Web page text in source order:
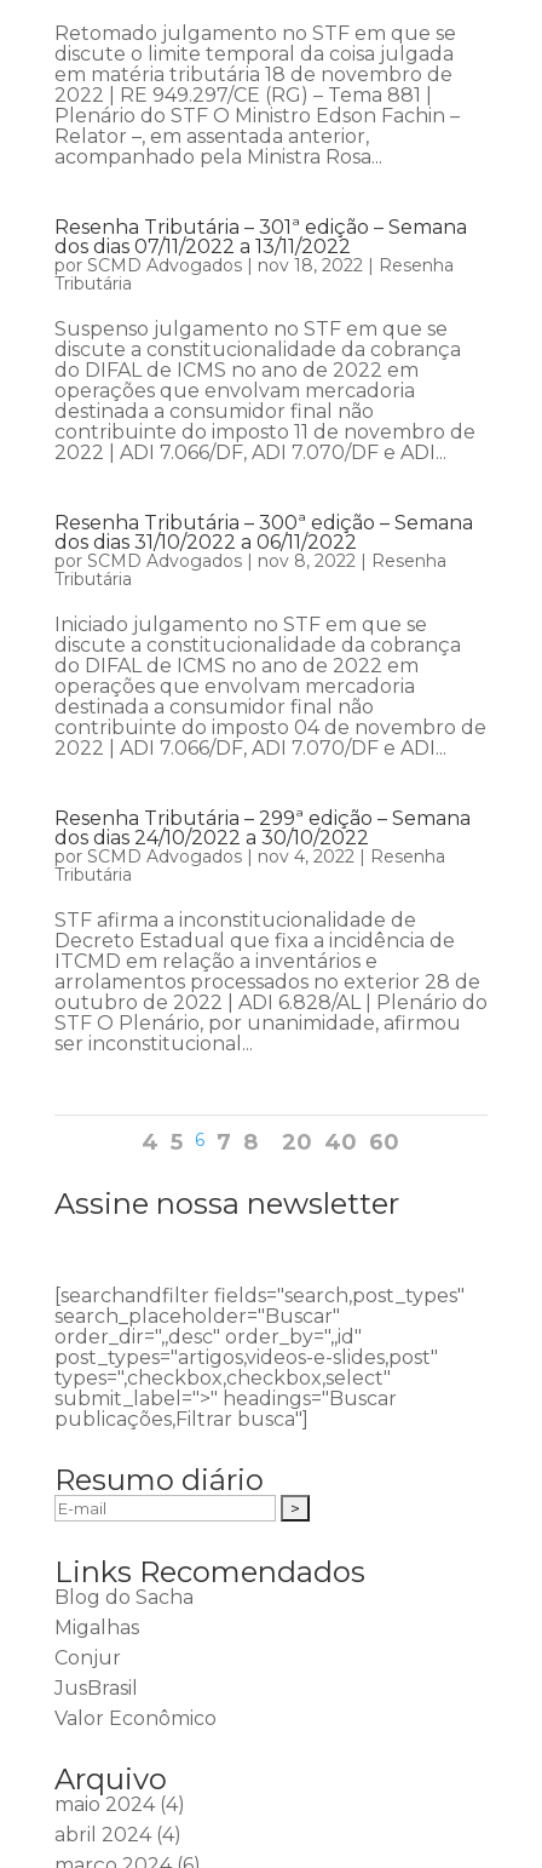
Retomado julgamento no STF em que se
discute o limite temporal da coisa julgada
em matéria tributária 18 de novembro de
2022 | RE 949.297/CE (RG) – Tema 881 |
Plenário do STF O Ministro Edson Fachin –
Relator –, em assentada anterior,
acompanhado pela Ministra Rosa...
Resenha Tributária – 301ª edição – Semana
dos dias 07/11/2022 a 13/11/2022
por SCMD Advogados| nov 18, 2022| Resenha
Tributária
Suspenso julgamento no STF em que se
discute a constitucionalidade da cobrança
do DIFAL de ICMS no ano de 2022 em
operações que envolvam mercadoria
destinada a consumidor final não
contribuinte do imposto 11 de novembro de
2022 | ADI 7.066/DF, ADI 7.070/DF e ADI...
Resenha Tributária – 300ª edição – Semana
dos dias 31/10/2022 a 06/11/2022
por SCMD Advogados| nov 8, 2022| Resenha
Tributária
Iniciado julgamento no STF em que se
discute a constitucionalidade da cobrança
do DIFAL de ICMS no ano de 2022 em
operações que envolvam mercadoria
destinada a consumidor final não
contribuinte do imposto 04 de novembro de
2022 | ADI 7.066/DF, ADI 7.070/DF e ADI...
Resenha Tributária – 299ª edição – Semana
dos dias 24/10/2022 a 30/10/2022
por SCMD Advogados| nov 4, 2022| Resenha
Tributária
STF afirma a inconstitucionalidade de
Decreto Estadual que fixa a incidência de
ITCMD em relação a inventários e
arrolamentos processados no exterior 28 de
outubro de 2022 | ADI 6.828/AL | Plenário do
STF O Plenário, por unanimidade, afirmou
ser inconstitucional...
4 5 6 7 8 20 40 60
Assine nossa newsletter
[searchandfilter fields="search,post_types"
search_placeholder="Buscar"
order_dir=",,desc" order_by=",,id"
post_types="artigos,videos-e-slides,post"
types=",checkbox,checkbox,select"
submit_label=">" headings="Buscar
publicações,Filtrar busca"]
Resumo diário
Links Recomendados
Blog do Sacha
Migalhas
Conjur
JusBrasil
Valor Econômico
Arquivo
maio 2024(4)
abril 2024(4)